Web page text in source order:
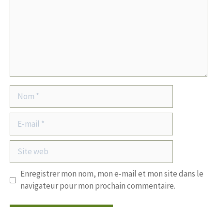
mail
Site
web
Enregistrer mon nom, mon e-mail et mon site dans le
navigateur pour mon prochain commentaire.